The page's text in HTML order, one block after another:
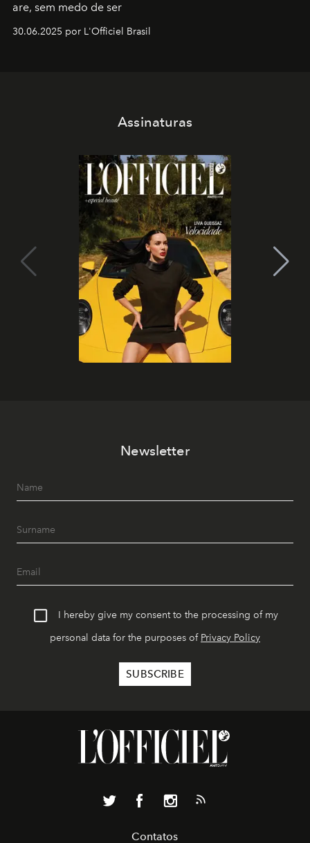
are, sem medo de ser
30.06.2025 por L'Officiel Brasil
Assinaturas
Newsletter
I hereby give my consent to the processing of my
personal data for the purposes of Privacy Policy
Contatos